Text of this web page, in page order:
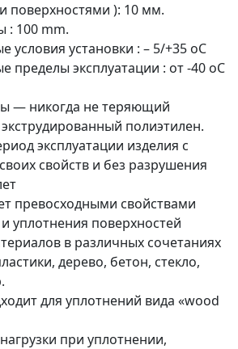
поверхностями ): 10 мм.
: 100 mm.
условия установки : – 5/+35 oC
пределы эксплуатации : от -40 оС
— никогда не теряющий
полиэтилен.
эксплуатации изделия с
свойств и без разрушения
превосходными свойствами
уплотнения поверхностей
в различных сочетаниях
дерево, бетон, стекло,
для уплотнений вида «wood
при уплотнении,